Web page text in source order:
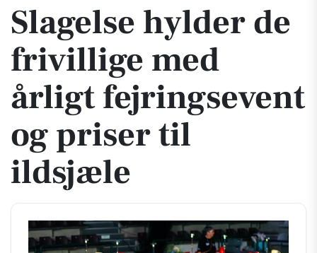
Slagelse hylder de
frivillige med
årligt fejringsevent
og priser til
ildsjæle